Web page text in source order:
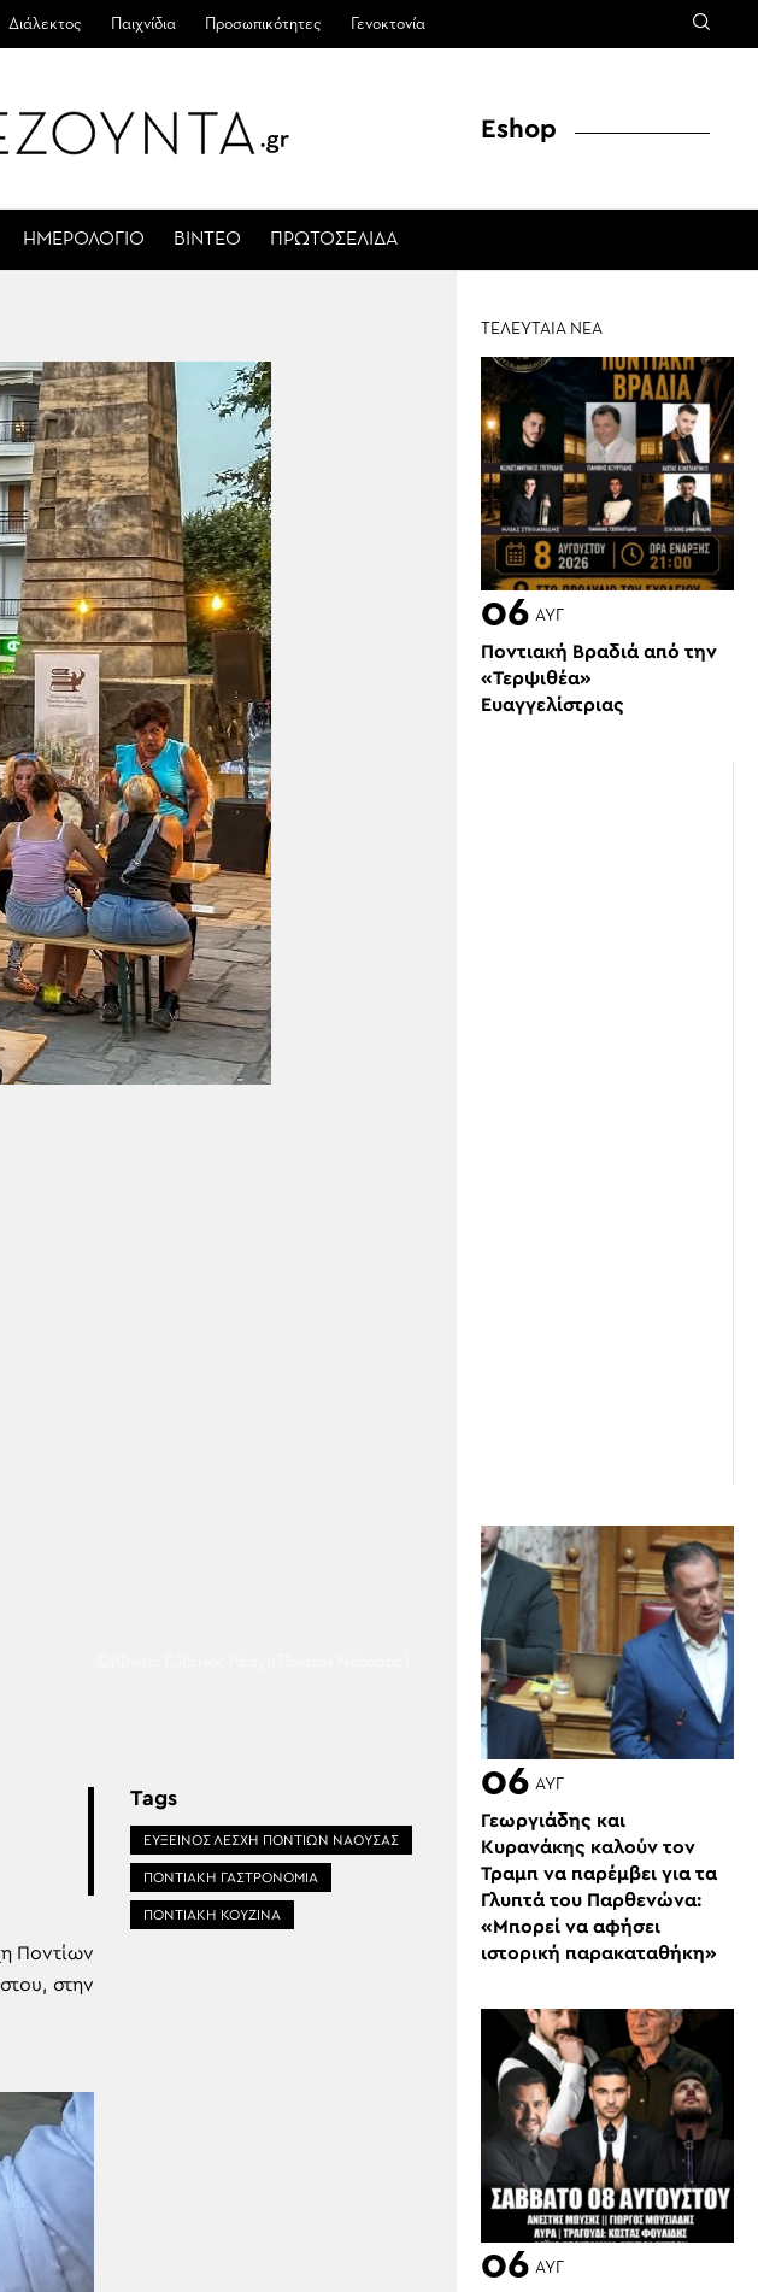
Διάλεκτος Παιχνίδια Προσωπικότητες Γενοκτονία
ΗΜΕΡΟΛΟΓΙΟ ΒΙΝΤΕΟ ΠΡΩΤΟΣΕΛΙΔΑ
Eshop
Ποντίων
στην
Tags
ΕΥΞΕΙΝΟΣ ΛΕΣΧΗ ΠΟΝΤΙΩΝ ΝΑΟΥΣΑΣ
ΠΟΝΤΙΑΚΗ ΓΑΣΤΡΟΝΟΜΙΑ
ΠΟΝΤΙΑΚΗ ΚΟΥΖΙΝΑ
ΤΕΛΕΥΤΑΙΑ ΝΕΑ
06 ΑΥΓ
Ποντιακή Βραδιά από την
«Τερψιθέα»
Ευαγγελίστριας
06 ΑΥΓ
Γεωργιάδης και
Κυρανάκης καλούν τον
Τραμπ να παρέμβει για τα
Γλυπτά του Παρθενώνα:
«Μπορεί να αφήσει
ιστορική παρακαταθήκη»
06 ΑΥΓ